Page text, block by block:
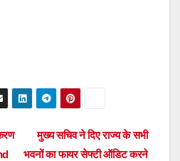
मुख्य सचिव ने दिए राज्य के सभी
भवनों का फायर सेफ्टी ऑडिट करने